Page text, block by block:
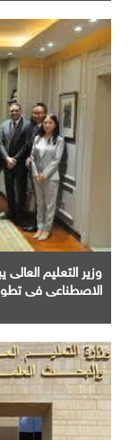
وزير التعليم
الاصطناعى فى